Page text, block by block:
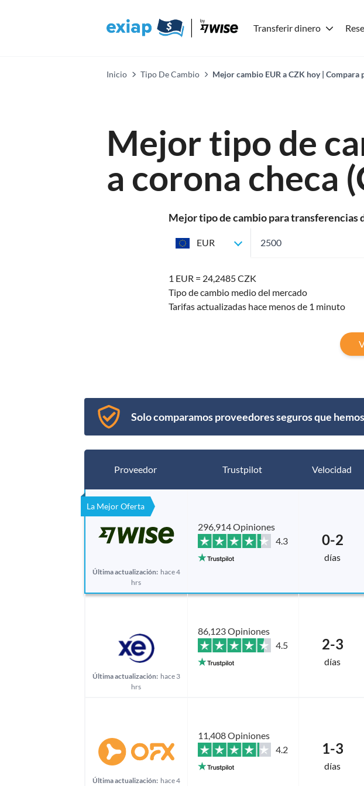
Transferir dinero
Inicio Tipo De Cambio Mejor cambio EUR a CZK hoy | Compara
Mejor tipo de
a corona checa
Mejor tipo de cambio para transferencias
EUR
1 EUR = 24,2485 CZK
Tipo de cambio medio del mercado
Tarifas actualizadas hace menos de 1 minuto
Solo comparamos proveedores seguros que
Proveedor Trustpilot Velocidad
La Mejor Oferta
Última actualización: hace 4
hrs
296,914 Opiniones
4.3
0-2
días
Última actualización: hace 3
hrs
86,123 Opiniones
4.5
2-3
días
Última actualización: hace 4
11,408 Opiniones
4.2
1-3
días